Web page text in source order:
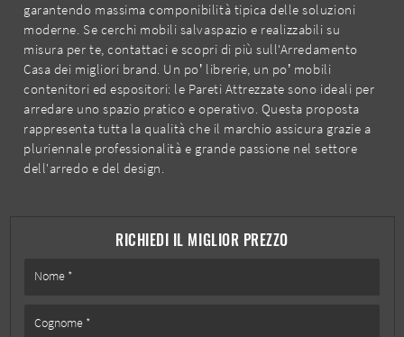
RICHIEDI IL MIGLIOR PREZZO
garantendo massima componibilità tipica delle soluzioni
moderne. Se cerchi mobili salvaspazio e realizzabili su
misura per te, contattaci e scopri di più sull'Arredamento
Casa dei migliori brand. Un po’ librerie, un po’ mobili
contenitori ed espositori: le Pareti Attrezzate sono ideali per
arredare uno spazio pratico e operativo. Questa proposta
rappresenta tutta la qualità che il marchio assicura grazie a
pluriennale professionalità e grande passione nel settore
dell'arredo e del design.